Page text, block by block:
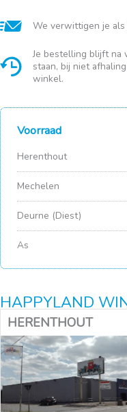
We verwittigen je
Je bestelling blijft na
staan, bij niet
winkel.
Voorraad
Herenthout
Mechelen
Deurne (Diest)
As
HAPPYLAND
HERENTHOUT